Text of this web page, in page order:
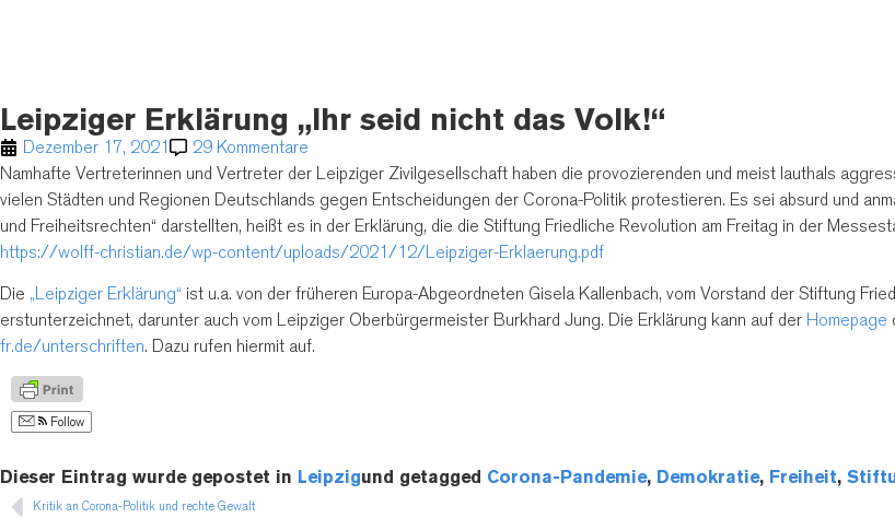
Leipziger Erklärung „Ihr seid nicht das Volk!“
Dezember 17, 2021
29 Kommentare
Namhafte Vertreterinnen und Vertreter der Leipziger Zivilgesellschaft haben die provozierenden und meist lauthals
vielen Städten und Regionen Deutschlands gegen Entscheidungen der Corona-Politik protestieren. Es sei absurd und
und Freiheitsrechten“ darstellten, heißt es in der Erklärung, die die Stiftung Friedliche Revolution am Freitag in der
https://wolff-christian.de/wp-content/uploads/2021/12/Leipziger-Erklaerung.pdf
Die „Leipziger Erklärung“ ist u.a. von der früheren Europa-Abgeordneten Gisela Kallenbach, vom Vorstand der Stiftung
erstunterzeichnet, darunter auch vom Leipziger Oberbürgermeister Burkhard Jung. Die Erklärung kann auf der Homepage
fr.de/unterschriften. Dazu rufen hiermit auf.
Follow
Dieser Eintrag wurde gepostet in Leipzigund getagged Corona-Pandemie, Demokratie, Freiheit,
Kritik an Corona-Politik und rechte Gewalt